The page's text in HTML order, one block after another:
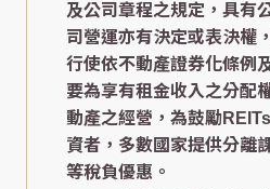
及公司章程之規定，具有
司營運亦有決定或表決權
行使依不動產證券化條例
要為享有租金收入之分配
動產之經營，為鼓勵
資者，多數國家提供分離
等稅負優惠。